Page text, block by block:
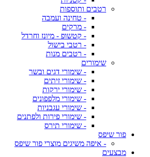
רטבים ותוספות
- טחינה ועמבה
- מרקים
- קטשופ - מיונז וחרדל
- רטבי בישול
- רטבים מנות
שימורים
- שימורי דגים ובשר
- שימורי זיתים
- שימורי ירקות
- שימורי מלפפונים
- שימורי עגבניות
- שימורי פירות ולפתנים
- שימורי תירס
פור שיפס
- איפה משיגים מוצרי פור שיפס
מבצעים